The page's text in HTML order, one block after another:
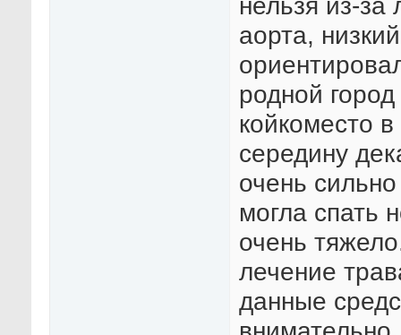
аорта,
родной
койкоместо
середину
очень
могла спать
очень
лечение
данные